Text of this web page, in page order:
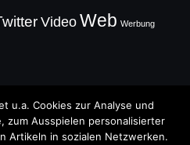
Video Web Werbung
u.a. Cookies zur Analyse und
zum Ausspielen personalisierter
Artikeln in sozialen Netzwerken.